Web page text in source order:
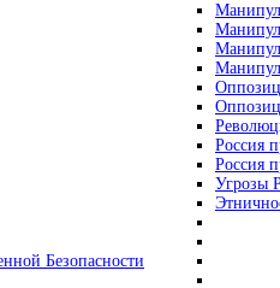
Россия
Россия
Угрозы
Безопасности